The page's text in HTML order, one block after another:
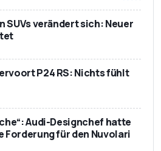
SUVs verändert sich: Neuer
P24 RS: Nichts fühlt
Audi-Designchef hatte
Forderung für den Nuvolari